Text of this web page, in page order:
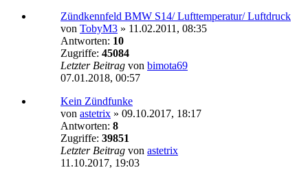
Zündkennfeld BMW S14/ Lufttemperatur/ Luftdruck
von TobyM3 » 11.02.2011, 08:35
Antworten: 10
Zugriffe: 45084
Letzter Beitrag von bimota69
07.01.2018, 00:57
Kein Zündfunke
von astetrix » 09.10.2017, 18:17
Antworten: 8
Zugriffe: 39851
Letzter Beitrag von astetrix
11.10.2017, 19:03